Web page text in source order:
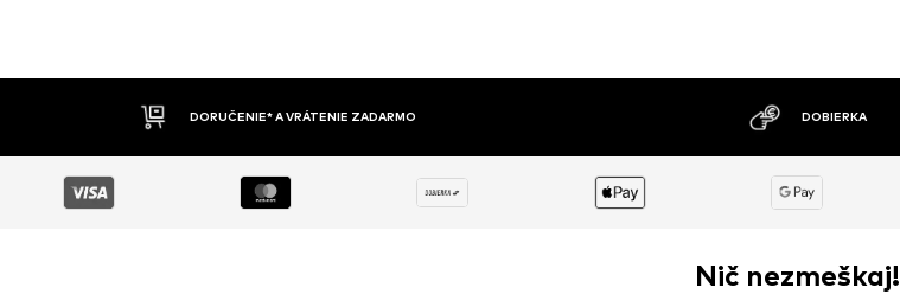
DORUČENIE* A VRÁTENIE ZADARMO
Nič nezmeškaj!